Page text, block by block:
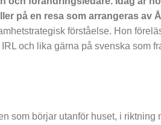
på en resa som arrangeras av
förståelse. Hon
och lika gärna på svenska som
som börjar utanför huset, i